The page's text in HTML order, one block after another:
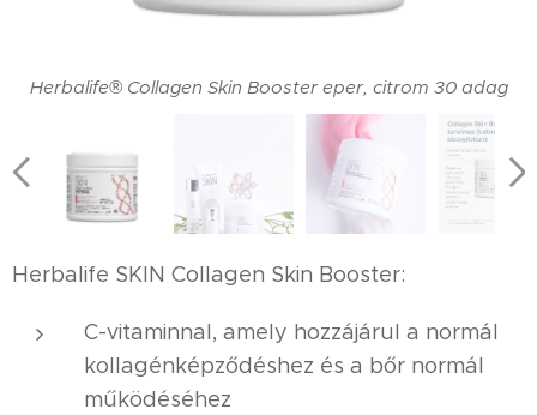
Herbalife® Collagen Skin Booster eper, citrom 30 adag
Herbalife SKIN Collagen Skin Booster:
C-vitaminnal, amely hozzájárul a normál
kollagénképződéshez és a bőr normál
működéséhez